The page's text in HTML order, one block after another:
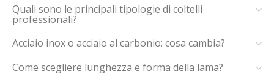
Quali sono le principali tipologie di coltelli
professionali?
Acciaio inox o acciaio al carbonio: cosa cambia?
Come scegliere lunghezza e forma della lama?